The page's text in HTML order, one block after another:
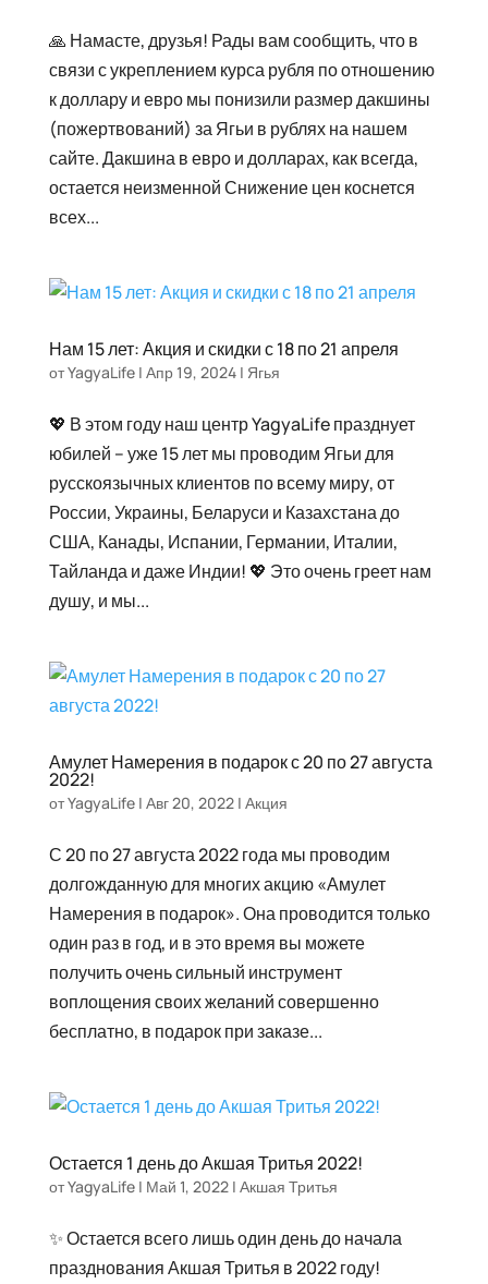
🙏 Намасте, друзья! Рады вам сообщить, что в
связи с укреплением курса рубля по отношению
к доллару и евро мы понизили размер дакшины
(пожертвований) за Ягьи в рублях на нашем
сайте. Дакшина в евро и долларах, как всегда,
остается неизменной Снижение цен коснется
всех...
Нам 15 лет: Акция и скидки с 18 по 21 апреля
отYagyaLife| Апр 19, 2024| Ягья
💖 В этом году наш центр YagyaLife празднует
юбилей – уже 15 лет мы проводим Ягьи для
русскоязычных клиентов по всему миру, от
России, Украины, Беларуси и Казахстана до
США, Канады, Испании, Германии, Италии,
Тайланда и даже Индии! 💖 Это очень греет нам
душу, и мы...
Амулет Намерения в подарок с 20 по 27 августа
2022!
отYagyaLife| Авг 20, 2022| Акция
С 20 по 27 августа 2022 года мы проводим
долгожданную для многих акцию «Амулет
Намерения в подарок». Она проводится только
один раз в год, и в это время вы можете
получить очень сильный инструмент
воплощения своих желаний совершенно
бесплатно, в подарок при заказе...
Остается 1 день до Акшая Тритья 2022!
отYagyaLife| Май 1, 2022| Акшая Тритья
✨ Остается всего лишь один день до начала
празднования Акшая Тритья в 2022 году!